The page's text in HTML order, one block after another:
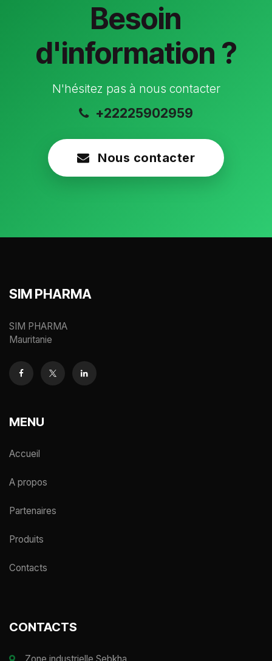
Besoin
d'information ?
N'hésitez pas à nous contacter
+22225902959
Nous contacter
SIM PHARMA
SIM PHARMA
Mauritanie
MENU
Accueil
A propos
Partenaires
Produits
Contacts
CONTACTS